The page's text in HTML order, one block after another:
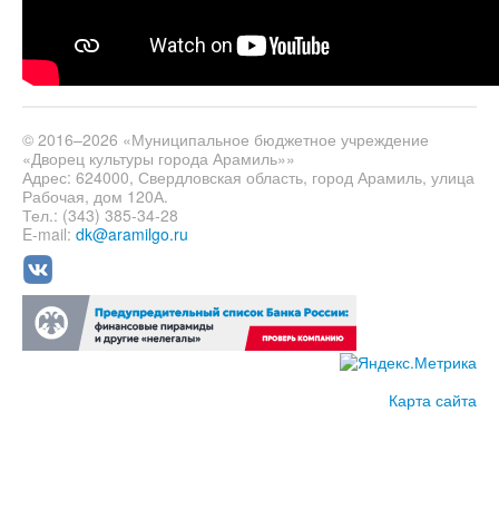
© 2016–2026 «Муниципальное бюджетное учреждение
«Дворец культуры города Арамиль»»
Адрес: 624000, Свердловская область, город Арамиль, улица
Рабочая, дом 120А.
Тел.: (343) 385-34-28
E-mail: dk@aramilgo.ru
Карта сайта